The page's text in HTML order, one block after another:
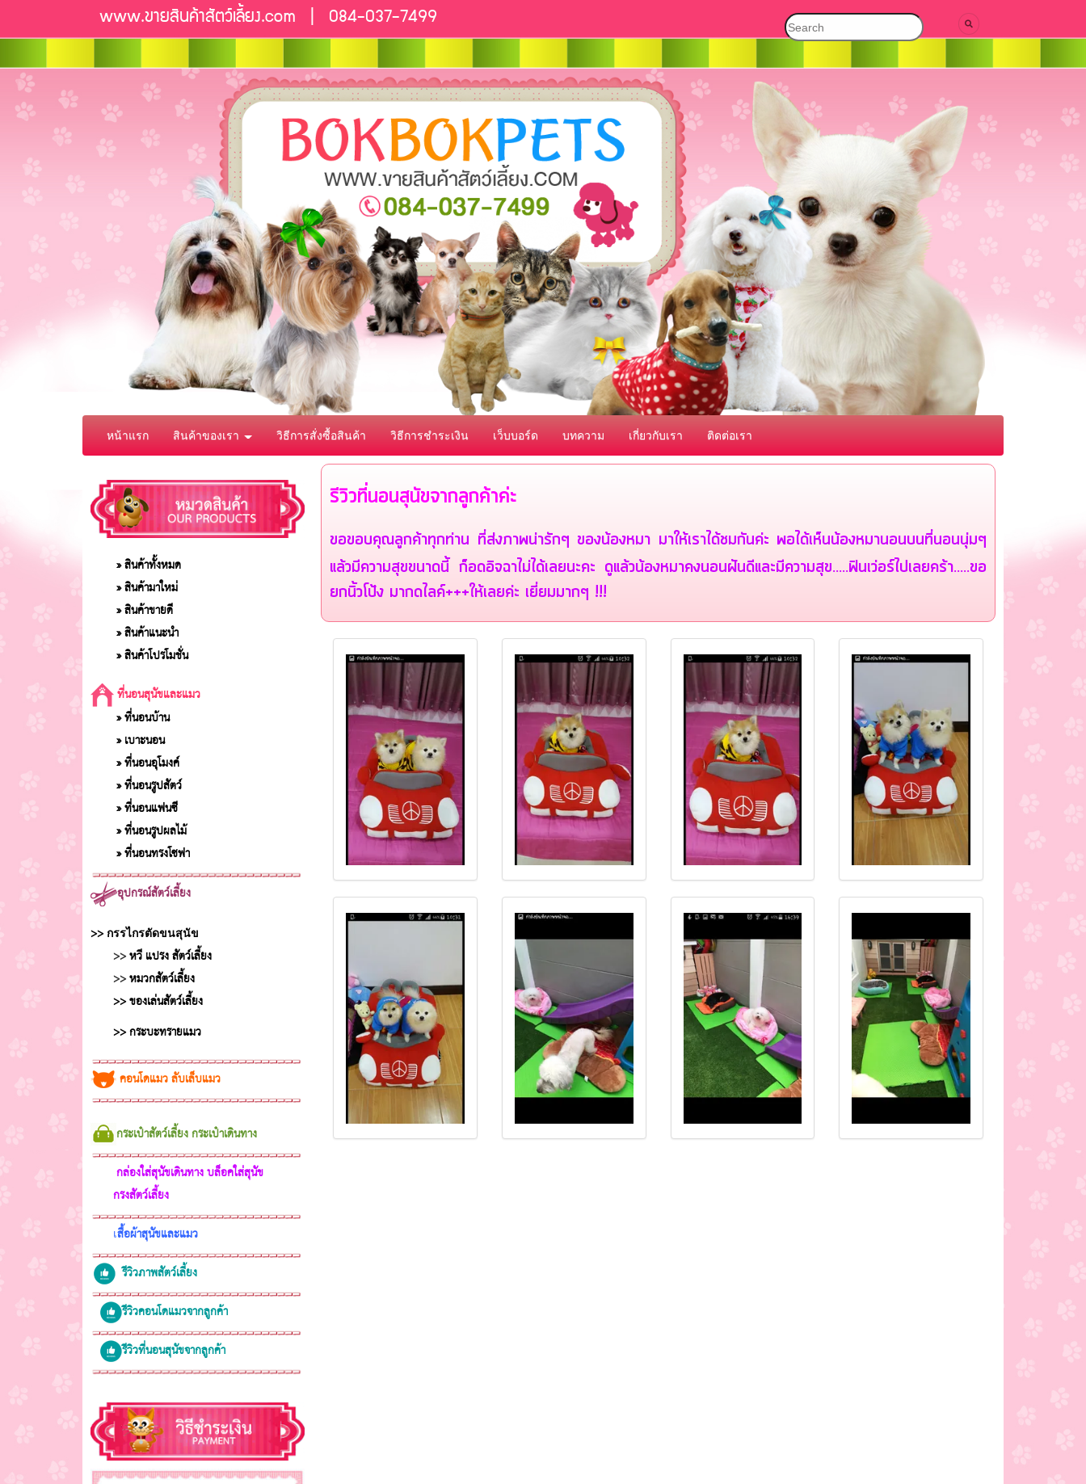
หน้าแรก สินค้าของเรา วิธีการสั่งซื้อสินค้า วิธีการชำระเงิน เว็บบอร์ด บทความ เกี่ยวกับเรา ติดต่อเรา
www.ขายสินค้าสัตว์เลี้ยง.com | 084-037-7499
» สินค้าทั้งหมด
» สินค้ามาใหม่
» สินค้าขายดี
» สินค้าแนะนำ
» สินค้าโปรโมชั่น
ที่นอนสุนัขและแมว
» ที่นอนบ้าน
» เบาะนอน
» ที่นอนอุโมงค์
» ที่นอนรูปสัตว์
» ที่นอนแฟนซี
» ที่นอนรูปผลไม้
» ที่นอนทรงโซฟา
อุปกรณ์สัตว์เลี้ยง
>>กรรไกรตัดขนสุนัข
>>หวี แปรง สัตว์เลี้ยง
>>หมวกสัตว์เลี้ยง
>> ของเล่นสัตว์เลี้ยง
>> กระบะทรายแมว
คอนโดแมว ลับเล็บแมว
กระเป๋าสัตว์เลี้ยง กระเป๋าเดินทาง
กล่องใส่สุนัขเดินทาง บล็อคใส่สุนัข
กรงสัตว์เลี้ยง
เสื้อผ้าสุนัขและแมว
รีวิวภาพสัตว์เลี้ยง
รีวิวคอนโดแมวจากลูกค้า
รีวิวที่นอนสุนัขจากลูกค้า
รีวิวที่นอนสุนัขจากลูกค้าค่ะ
ขอขอบคุณลูกค้าทุกท่าน ที่ส่งภาพน่ารักๆ ของน้องหมา มาให้เราได้ชมกันค่ะ พอได้เห็นน้องหมานอนบนที่นอนนุ่มๆ
แล้วมีความสุขขนาดนี้ ก็อดอิจฉาไม่ได้เลยนะคะ ดูแล้วน้องหมาคงนอนฝันดีและมีความสุข.....ฟินเว่อร์ไปเลยคร้า.....ขอ
ยกนิ้วโป้ง มากดไลค์+++ให้เลยค่ะ เยี่ยมมากๆ !!!